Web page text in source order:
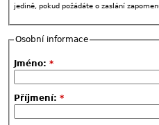
jedině, pokud požádáte o zaslání
Osobní informace
Jméno: *
Příjmení: *